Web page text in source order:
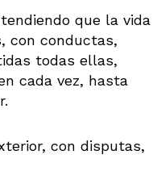
que la vida
con conductas,
todas ellas,
cada vez, hasta
con disputas,